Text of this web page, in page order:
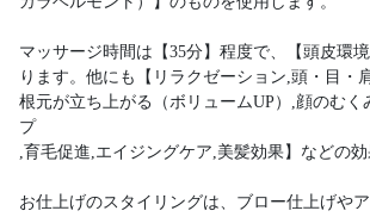
マッサージ時間は【35分】程度で、【頭皮環
ります。他にも【リラクゼーション,頭・目・
根元が立ち上がる（ボリュームUP）,顔のむく
プ
,育毛促進,エイジングケア,美髪効果】などの効
お仕上げのスタイリングは、ブロー仕上げや